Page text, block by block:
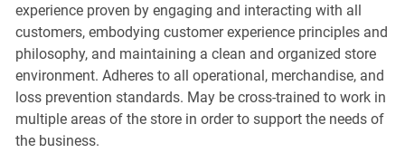
experience proven by engaging and interacting with all
customers, embodying customer experience principles and
philosophy, and maintaining a clean and organized store
environment. Adheres to all operational, merchandise, and
loss prevention standards. May be cross-trained to work in
multiple areas of the store in order to support the needs of
the business.